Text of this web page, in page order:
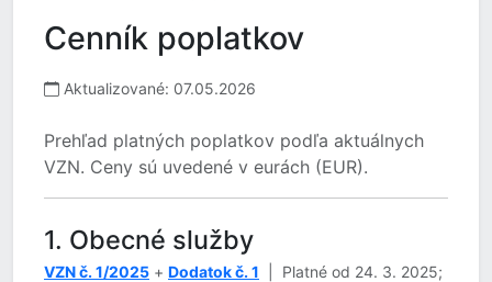
Cenník poplatkov
Aktualizované: 07.05.2026
Prehľad platných poplatkov podľa aktuálnych
VZN. Ceny sú uvedené v eurách (EUR).
1. Obecné služby
VZN č. 1/2025 + Dodatok č. 1 | Platné od 24. 3. 2025;